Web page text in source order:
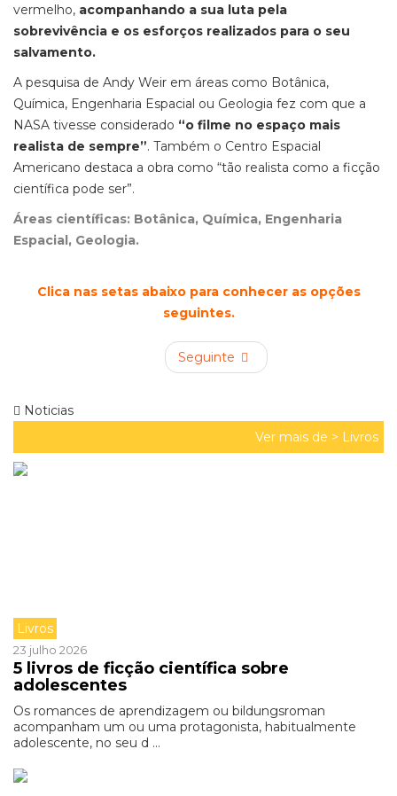
vermelho, acompanhando a sua luta pela
sobrevivência e os esforços realizados para o seu
salvamento.
A pesquisa de Andy Weir em áreas como Botânica,
Química, Engenharia Espacial ou Geologia fez com que a
NASA tivesse considerado “o filme no espaço mais
realista de sempre”. Também o Centro Espacial
Americano destaca a obra como “tão realista como a ficção
científica pode ser”.
Áreas científicas: Botânica, Química, Engenharia
Espacial, Geologia.
Clica nas setas abaixo para conhecer as opções
seguintes.
Seguinte
Noticias
Ver mais de > Livros
Livros
23 julho 2026
5 livros de ficção científica sobre
adolescentes
Os romances de aprendizagem ou bildungsroman
acompanham um ou uma protagonista, habitualmente
adolescente, no seu d ...